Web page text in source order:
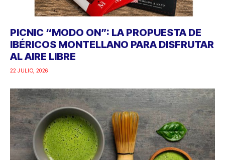
PICNIC “MODO ON”: LA PROPUESTA DE
IBÉRICOS MONTELLANO PARA DISFRUTAR
AL AIRE LIBRE
22 JULIO, 2026